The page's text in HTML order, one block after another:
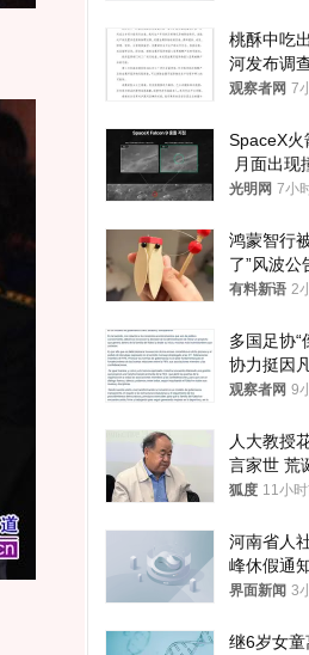
桃酥中吃
河发布调
澄清，所
观察者网 7
SpaceX火
月面出现
光明网 7小
鸿蒙智行
了”风波公
曾力挺：
有料新语 2
多国足协“
协力挺因
今后应继
观察者网 9
人大教授
言家世 荒
狐度 11小
河南省人
峰休假通
不够准确
界面新闻 3
继6岁女